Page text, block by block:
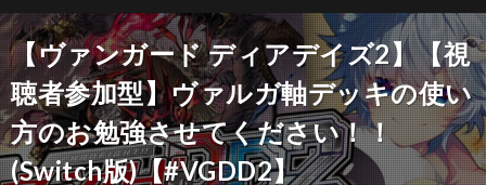
【ヴァンガード ディアデイズ2】【視
聴者参加型】ヴァルガ軸デッキの使い
方のお勉強させてください！！
(Switch版)【#VGDD2】